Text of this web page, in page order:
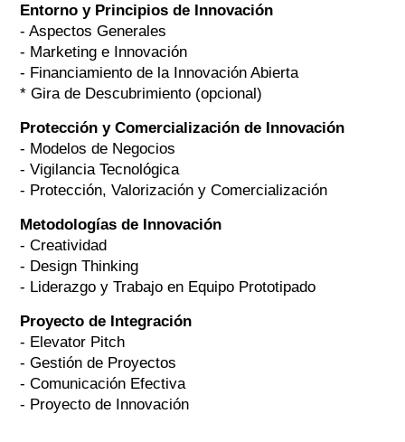
Entorno y Principios de Innovación
- Aspectos Generales
- Marketing e Innovación
- Financiamiento de la Innovación Abierta
* Gira de Descubrimiento (opcional)
Protección y Comercialización de Innovación
- Modelos de Negocios
- Vigilancia Tecnológica
- Protección, Valorización y Comercialización
Metodologías de Innovación
- Creatividad
- Design Thinking
- Liderazgo y Trabajo en Equipo Prototipado
Proyecto de Integración
- Elevator Pitch
- Gestión de Proyectos
- Comunicación Efectiva
- Proyecto de Innovación